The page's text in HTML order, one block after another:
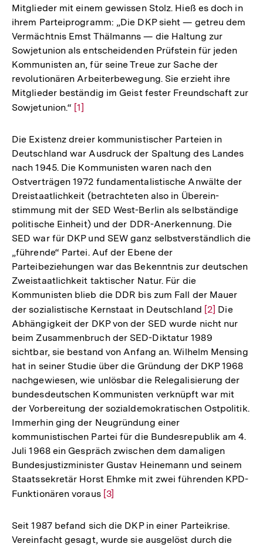
Mitglieder mit einem gewissen Stolz. Hieß es doch in
ihrem Parteiprogramm: „Die DKP sieht — getreu dem
Vermächtnis Emst Thälmanns — die Haltung zur
Sowjetunion als entscheidenden Prüfstein für jeden
Kommunisten an, für seine Treue zur Sache der
revolutionären Arbeiterbewegung. Sie erzieht ihre
Mitglieder beständig im Geist fester Freundschaft zur
Sowjetunion.“ Zur
der
Fußnote
[1]
Die Existenz dreier kommunistischer Parteien in
Deutschland war Ausdruck der Spaltung des Landes
nach 1945. Die Kommunisten waren nach den
Ostverträgen 1972 fundamentalistische Anwälte der
Dreistaatlichkeit (betrachteten also in Überein-
stimmung mit der SED West-Berlin als selbständige
politische Einheit) und der DDR-Anerkennung. Die
SED war für DKP und SEW ganz selbstverständlich die
„führende“ Partei. Auf der Ebene der
Parteibeziehungen war das Bekenntnis zur deutschen
Zweistaatlichkeit taktischer Natur. Für die
Kommunisten blieb die DDR bis zum Fall der Mauer
der sozialistische Kernstaat in Deutschland Zur
Auflösung
der
Fußnote
[2] Die
Abhängigkeit der DKP von der SED wurde nicht nur
beim Zusammenbruch der SED-Diktatur 1989
sichtbar, sie bestand von Anfang an. Wilhelm Mensing
hat in seiner Studie über die Gründung der DKP 1968
nachgewiesen, wie unlösbar die Relegalisierung der
bundesdeutschen Kommunisten verknüpft war mit
der Vorbereitung der sozialdemokratischen Ostpolitik.
Immerhin ging der Neugründung einer
kommunistischen Partei für die Bundesrepublik am 4.
Juli 1968 ein Gespräch zwischen dem damaligen
Bundesjustizminister Gustav Heinemann und seinem
Staatssekretär Horst Ehmke mit zwei führenden KPD-
Funktionären voraus Zur
der
Fußnote
[3]
Seit 1987 befand sich die DKP in einer Parteikrise.
Vereinfacht gesagt, wurde sie ausgelöst durch die